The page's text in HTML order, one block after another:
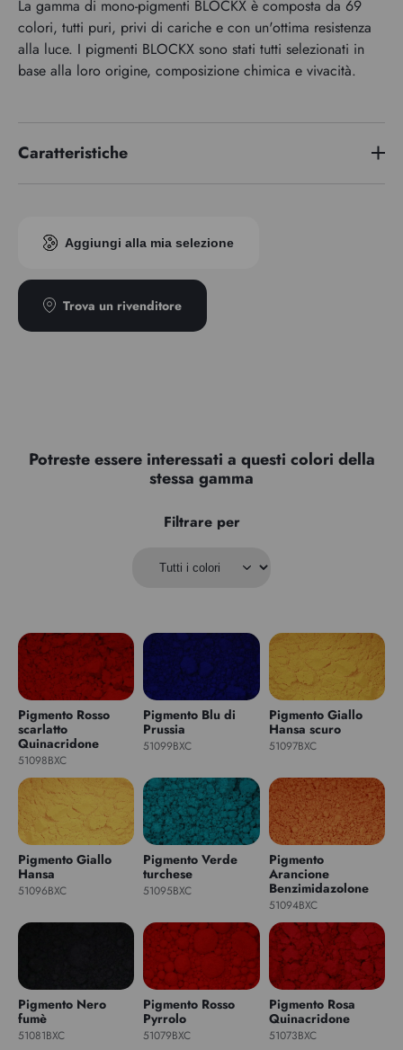
La gamma di mono-pigmenti BLOCKX è composta da 69
colori, tutti puri, privi di cariche e con un'ottima resistenza
alla luce. I pigmenti BLOCKX sono stati tutti selezionati in
base alla loro origine, composizione chimica e vivacità.
Caratteristiche
Aggiungi alla mia selezione
Trova un rivenditore
Potreste essere interessati a questi colori della
stessa gamma
Filtrare per
Pigmento Rosso
scarlatto
Quinacridone
51098BXC
Pigmento Blu di
Prussia
51099BXC
Pigmento Giallo
Hansa scuro
51097BXC
Pigmento Giallo
Hansa
51096BXC
Pigmento Verde
turchese
51095BXC
Pigmento
Arancione
Benzimidazolone
51094BXC
Pigmento Nero
fumè
51081BXC
Pigmento Rosso
Pyrrolo
51079BXC
Pigmento Rosa
Quinacridone
51073BXC